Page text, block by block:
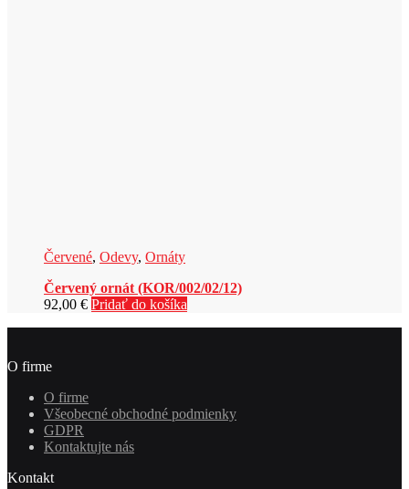
Červené, Odevy, Ornáty
Červený ornát (KOR/002/02/12)
92,00 € Pridať do košíka
O firme
O firme
Všeobecné obchodné podmienky
GDPR
Kontaktujte nás
Kontakt